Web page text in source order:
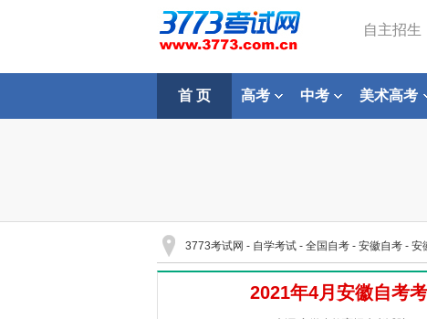
自主招生
首 页 高考 中考 美术高考
3773考试网 - 自学考试 - 全国自考 - 安徽自考 - 安
2021年4月安徽自考